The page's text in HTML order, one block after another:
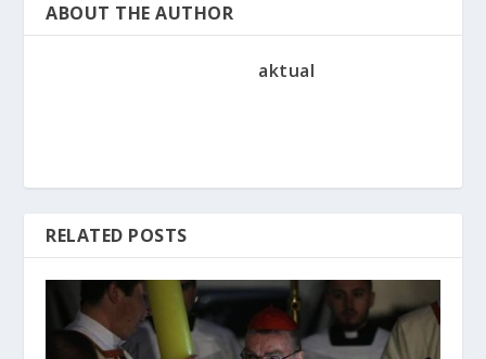
ABOUT THE AUTHOR
aktual
RELATED POSTS